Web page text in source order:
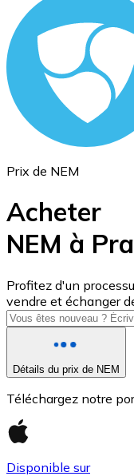
Ethereum
ETH
USD Coin
USDC
Prix de NEM
Acheter
NEM à
Profitez d'un
vendre et échanger
Détails du prix de NEM
Téléchargez notre
Disponible sur